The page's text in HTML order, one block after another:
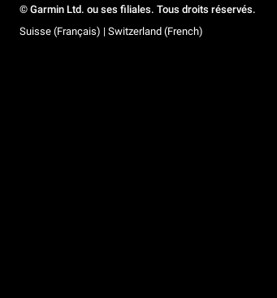
© Garmin Ltd. ou ses filiales. Tous droits réservés.
Suisse (Français) | Switzerland (French)